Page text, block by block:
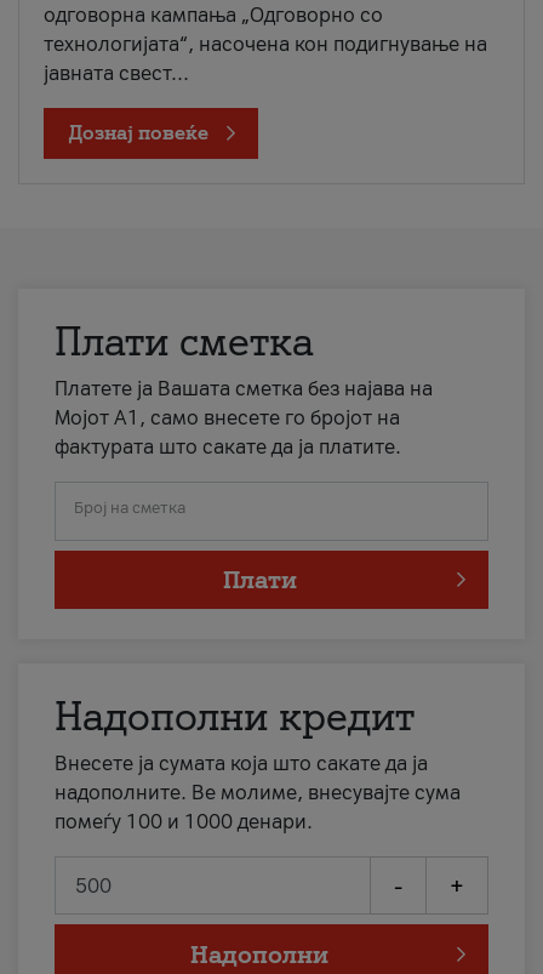
одговорна кампања „Одговорно со
технологијата“, насочена кон подигнување на
јавната свест...
Дознај повеќе
Плати сметка
Платете ја Вашата сметка без најава на
Мојот А1, само внесете го бројот на
фактурата што сакате да ја платите.
Број на сметка
Плати
Надополни кредит
Внесете ја сумата која што сакате да ја
надополните. Ве молиме, внесувајте сума
помеѓу 100 и 1000 денари.
- +
Надополни